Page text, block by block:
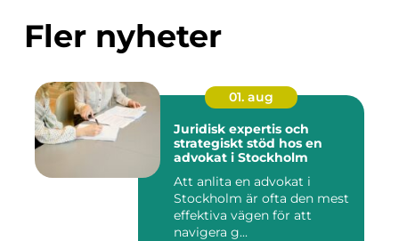
Fler nyheter
01. aug
Juridisk expertis och
strategiskt stöd hos en
advokat i Stockholm
Att anlita en advokat i
Stockholm är ofta den mest
effektiva vägen för att
navigera g...